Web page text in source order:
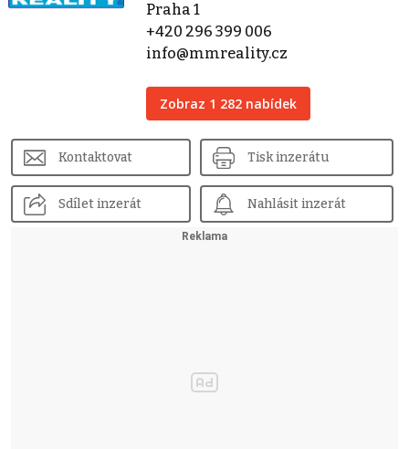
Praha 1
+420 296 399 006
info@mmreality.cz
Zobraz 1 282 nabídek
Kontaktovat Tisk inzerátu
Sdílet inzerát Nahlásit inzerát